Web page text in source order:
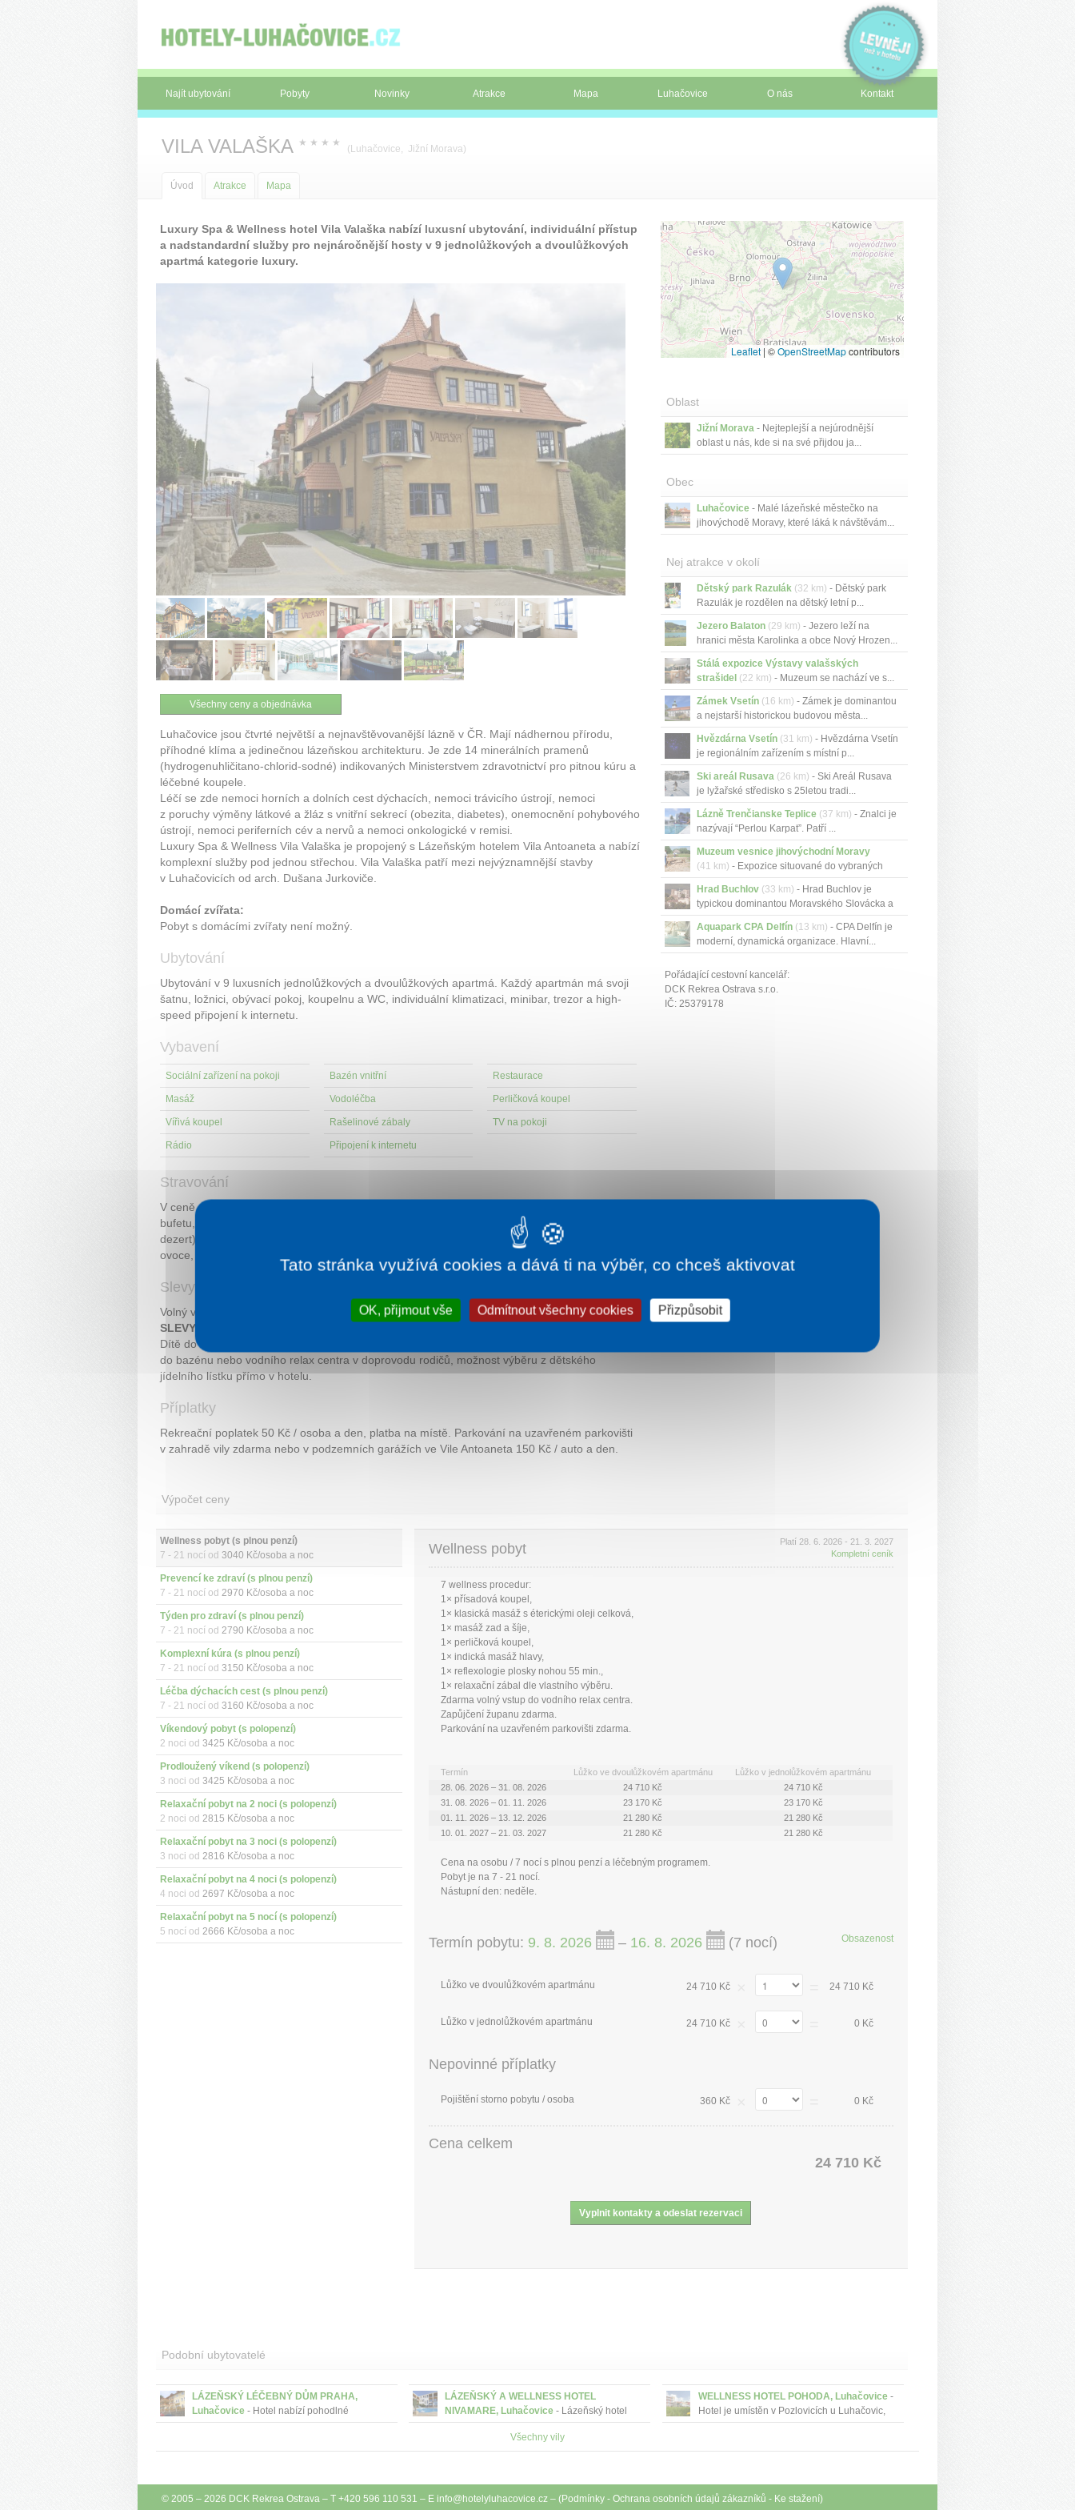
Najít ubytování Pobyty Novinky Atrakce Mapa Luhačovice O nás Kontakt
VILA VALAŠKA ★ ★ ★ ★
(Luhačovice, Jižní Morava)
Úvod Atrakce Mapa
Luxury Spa & Wellness hotel Vila Valaška nabízí luxusní ubytování, individuální přístup
a nadstandardní služby pro nejnáročnější hosty v 9 jednolůžkových a dvoulůžkových
apartmá kategorie luxury.
Všechny ceny a objednávka
Luhačovice jsou čtvrté největší a nejnavštěvovanější lázně v ČR. Mají nádhernou přírodu,
příhodné klíma a jedinečnou lázeňskou architekturu. Je zde 14 minerálních pramenů
(hydrogenuhličitano-chlorid-sodné) indikovaných Ministerstvem zdravotnictví pro pitnou kúru a
léčebné koupele.
Léčí se zde nemoci horních a dolních cest dýchacích, nemoci trávicího ústrojí, nemoci
z poruchy výměny látkové a žláz s vnitřní sekrecí (obezita, diabetes), onemocnění pohybového
ústrojí, nemoci periferních cév a nervů a nemoci onkologické v remisi.
Luxury Spa & Wellness Vila Valaška je propojený s Lázeňským hotelem Vila Antoaneta a nabízí
komplexní služby pod jednou střechou. Vila Valaška patří mezi nejvýznamnější stavby
v Luhačovicích od arch. Dušana Jurkoviče.
Domácí zvířata:
Pobyt s domácími zvířaty není možný.
Ubytování
Ubytování v 9 luxusních jednolůžkových a dvoulůžkových apartmá. Každý apartmán má svoji
šatnu, ložnici, obývací pokoj, koupelnu a WC, individuální klimatizaci, minibar, trezor a high-
speed připojení k internetu.
Vybavení
Sociální zařízení na pokoji Bazén vnitřní Restaurace
Masáž Vodoléčba Perličková koupel
Vířivá koupel Rašelinové zábaly TV na pokoji
Rádio Připojení k internetu
Stravování
V ceně pobytu je plná penze, polopenze nebo snídaně dle druhu pobytu. Snídaně formou
bufetu, obědy a večeře formou tříchodového menu (předkrm, hlavní chod výběrem z menu a
dezert) nebo vlastní výběr tříchodového menu z jídelního lístku, ovocné a zeleninové saláty,
ovoce, minerální voda a káva.
Slevy
Volný vstup do vodního relax centra.
SLEVY DĚTI:
Dítě do 3 let zdarma bez nároku na lůžko a stravu (zajištění postýlky 150 Kč / noc), volný vstup
do bazénu nebo vodního relax centra v doprovodu rodičů, možnost výběru z dětského
jídelního lístku přímo v hotelu.
Příplatky
Rekreační poplatek 50 Kč / osoba a den, platba na místě. Parkování na uzavřeném parkovišti
v zahradě vily zdarma nebo v podzemních garážích ve Vile Antoaneta 150 Kč / auto a den.
Leaflet | ©OpenStreetMapcontributors
Oblast
Jižní Morava - Nejteplejší a nejúrodnější
oblast u nás, kde si na své přijdou ja...
Obec
Luhačovice - Malé lázeňské městečko na
jihovýchodě Moravy, které láká k návštěvám...
Nej atrakce v okolí
Dětský park Razulák (32 km) - Dětský park
Razulák je rozdělen na dětský letní p...
Jezero Balaton (29 km) - Jezero leží na
hranici města Karolinka a obce Nový Hrozen...
Stálá expozice Výstavy valašských
strašidel (22 km) - Muzeum se nachází ve s...
Zámek Vsetín (16 km) - Zámek je dominantou
a nejstarší historickou budovou města...
Hvězdárna Vsetín (31 km) - Hvězdárna Vsetín
je regionálním zařízením s místní p...
Ski areál Rusava (26 km) - Ski Areál Rusava
je lyžařské středisko s 25letou tradi...
Lázně Trenčianske Teplice (37 km) - Znalci je
nazývají “Perlou Karpat”. Patří ...
Muzeum vesnice jihovýchodní Moravy
(41 km) - Expozice situované do vybraných
obj...
Hrad Buchlov (33 km) - Hrad Buchlov je
typickou dominantou Moravského Slovácka a
...
Aquapark CPA Delfín (13 km) - CPA Delfín je
moderní, dynamická organizace. Hlavní...
Pořádající cestovní kancelář:
DCK Rekrea Ostrava s.r.o.
IČ: 25379178
Výpočet ceny
Wellness pobyt (s plnou penzí)
7 - 21 nocí od 3040 Kč/osoba a noc
Prevencí ke zdraví (s plnou penzí)
7 - 21 nocí od 2970 Kč/osoba a noc
Týden pro zdraví (s plnou penzí)
7 - 21 nocí od 2790 Kč/osoba a noc
Komplexní kúra (s plnou penzí)
7 - 21 nocí od 3150 Kč/osoba a noc
Léčba dýchacích cest (s plnou penzí)
7 - 21 nocí od 3160 Kč/osoba a noc
Víkendový pobyt (s polopenzí)
2 noci od 3425 Kč/osoba a noc
Prodloužený víkend (s polopenzí)
3 noci od 3425 Kč/osoba a noc
Relaxační pobyt na 2 noci (s polopenzí)
2 noci od 2815 Kč/osoba a noc
Relaxační pobyt na 3 noci (s polopenzí)
3 noci od 2816 Kč/osoba a noc
Relaxační pobyt na 4 noci (s polopenzí)
4 noci od 2697 Kč/osoba a noc
Relaxační pobyt na 5 nocí (s polopenzí)
5 nocí od 2666 Kč/osoba a noc
Wellness pobyt
Platí 28. 6. 2026 - 21. 3. 2027
Kompletní ceník
7 wellness procedur:
1× přísadová koupel,
1× klasická masáž s éterickými oleji celková,
1× masáž zad a šíje,
1× perličková koupel,
1× indická masáž hlavy,
1× reflexologie plosky nohou 55 min.,
1× relaxační zábal dle vlastního výběru.
Zdarma volný vstup do vodního relax centra.
Zapůjčení županu zdarma.
Parkování na uzavřeném parkovišti zdarma.
Termín Lůžko ve dvoulůžkovém apartmánu
Lůžko v jednolůžkovém apartmánu
28. 06. 2026 – 31. 08. 2026
24 710 Kč
24 710 Kč
31. 08. 2026 – 01. 11. 2026
23 170 Kč
23 170 Kč
01. 11. 2026 – 13. 12. 2026
21 280 Kč
21 280 Kč
10. 01. 2027 – 21. 03. 2027
21 280 Kč 21 280 Kč
Cena na osobu / 7 nocí s plnou penzí a léčebným programem.
Pobyt je na 7 - 21 nocí.
Nástupní den: neděle.
Obsazenost
Termín pobytu: 9. 8. 2026 – 16. 8. 2026 (7 nocí)
Lůžko ve dvoulůžkovém apartmánu 24 710 Kč 24 710 Kč
Lůžko v jednolůžkovém apartmánu 24 710 Kč 0 Kč
Nepovinné příplatky
Pojištění storno pobytu / osoba 360 Kč 0 Kč
Cena celkem
24 710 Kč
Podobní ubytovatelé
LÁZEŇSKÝ LÉČEBNÝ DŮM PRAHA,
Luhačovice - Hotel nabízí pohodlné
ubytování, kvalitní služby a příjemnou
pramenem a letní terasou....
LÁZEŇSKÝ A WELLNESS HOTEL
NIVAMARE, Luhačovice - Lázeňský hotel
NIVAMARE je součástí komplexu Lázeňských
hotelů MIRAMARE Luhačovice. Hotel se
nachází cca 1,5 km od lázeňské kolonády a
WELLNESS HOTEL POHODA, Luhačovice-
Hotel je umístěn v Pozlovicích u Luhačovic,
pouhých 30 minut pěší chůze od lázeňské
Všechny vily
© 2005 – 2026 DCK Rekrea Ostrava – T +420 596 110 531 – E info@ hotelyluhacovice.cz – (Podmínky - Ochrana osobních údajů zákazníků - Ke stažení)
Tato stránka využívá cookies a dává ti na výběr, co chceš aktivovat
OK, přijmout vše Odmítnout všechny cookies Přizpůsobit